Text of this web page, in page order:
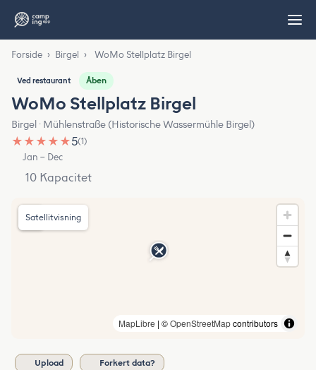
Forside › Birgel › WoMo Stellplatz Birgel
Ved restaurant Åben
WoMo Stellplatz Birgel
Birgel · Mühlenstraße (Historische Wassermühle Birgel)
★ ★ ★ ★ ★5(1)
Jan – Dec
10 Kapacitet
MapLibre | ©OpenStreetMapcontributors
Satellitvisning
Upload Forkert data?